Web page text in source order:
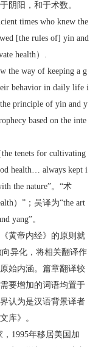
阳，和于术数。
times who knew the
[the rules of] yin and
health）.
the way of keeping a g
behavior in daily life i
principle of yin and y
based on the inte
tenets for cultivating
health… always kept i
the nature”。“术
）”；吴译为“the art
yang”。
黄帝内经》的原则就
异化，将相关翻译作
始内涵。篇章翻译较
要增加的词语均置于
认为是汉语背景译者
库》。
1995年移居美国加